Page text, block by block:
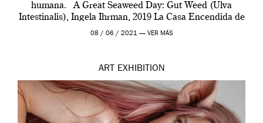
humana. A Great Seaweed Day: Gut Weed (Ulva
Intestinalis), Ingela Ihrman, 2019 La Casa Encendida de
Madrid y la Wellcome […]
08 / 06 / 2021 — VER MÁS
ART EXHIBITION